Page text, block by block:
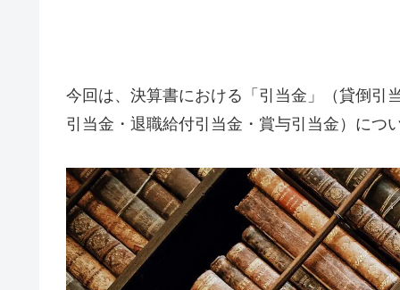
今回は、決算書における「引当金」（貸倒引
引当金・退職給付引当金・賞与引当金）につ